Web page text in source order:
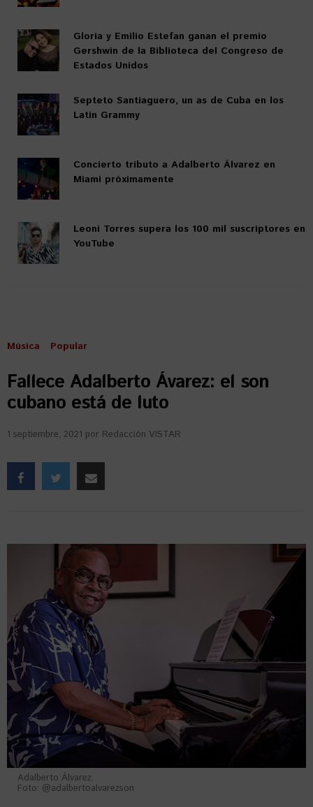
Gloria y Emilio Estefan ganan el premio
Gershwin de la Biblioteca del Congreso de
Estados Unidos
Septeto Santiaguero, un as de Cuba en los
Latin Grammy
Concierto tributo a Adalberto Álvarez en
Miami próximamente
Leoni Torres supera los 100 mil suscriptores en
YouTube
Música Popular
Fallece Adalberto Ávarez: el son
cubano está de luto
1 septiembre, 2021 por Redacción VISTAR
Adalberto Álvarez.
Foto: @adalbertoalvarezson